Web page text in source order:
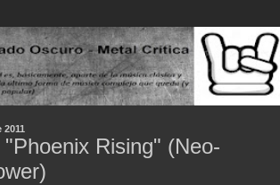
2011
Rising" (Neo-